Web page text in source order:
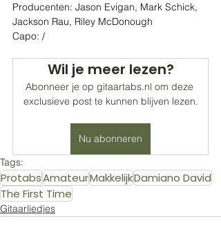
Producenten: Jason Evigan, Mark Schick,
Jackson Rau, Riley McDonough
Capo: /
Wil je meer lezen?
Abonneer je op gitaartabs.nl om deze
exclusieve post te kunnen blijven lezen.
Nu abonneren
Tags:
ProtabsAmateurMakkelijkDamiano David
The First Time
Gitaarliedjes